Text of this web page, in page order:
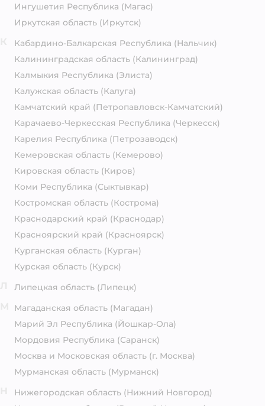
Ингушетия Республика (Магас)
Иркутская область (Иркутск)
Кабардино-Балкарская Республика (Нальчик)
Калининградская область (Калининград)
Калмыкия Республика (Элиста)
Калужская область (Калуга)
Камчатский край (Петропавловск-Камчатский)
Карачаево-Черкесская Республика (Черкесск)
Карелия Республика (Петрозаводск)
Кемеровская область (Кемерово)
Кировская область (Киров)
Коми Республика (Сыктывкар)
Костромская область (Кострома)
Краснодарский край (Краснодар)
Красноярский край (Красноярск)
Курганская область (Курган)
Курская область (Курск)
Липецкая область (Липецк)
Магаданская область (Магадан)
Марий Эл Республика (Йошкар-Ола)
Мордовия Республика (Саранск)
Москва и Московская область (г. Москва)
Мурманская область (Мурманск)
Нижегородская область (Нижний Новгород)